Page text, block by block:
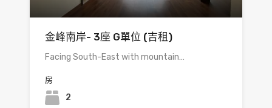
金峰南岸- 3座 G單位 (吉租)
Facing South-East with mountain…
房
2